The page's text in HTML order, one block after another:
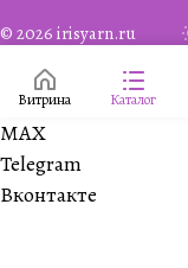
© 2026 irisyarn.ru
Витрина Каталог
MAX
Telegram
Вконтакте